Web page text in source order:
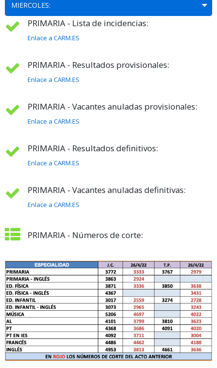
MIERCOLES:
PRIMARIA - Lista de incidencias:
Enlace a CARM.ES
PRIMARIA - Resultados provisionales:
Enlace a CARM.ES
PRIMARIA - Vacantes anuladas provisionales:
Enlace a CARM.ES
PRIMARIA - Resultados definitivos:
Enlace a CARM.ES
PRIMARIA - Vacantes anuladas definitivas:
Enlace a CARM.ES
PRIMARIA - Números de corte: